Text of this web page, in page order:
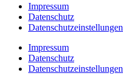
Impressum
Datenschutz
Datenschutzeinstellungen
Impressum
Datenschutz
Datenschutzeinstellungen